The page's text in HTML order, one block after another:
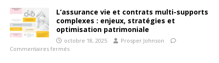
L’assurance vie et contrats multi-supports
complexes : enjeux, stratégies et
optimisation patrimoniale
octobre 18, 2025
Prosper Johnson
Commentaires fermés